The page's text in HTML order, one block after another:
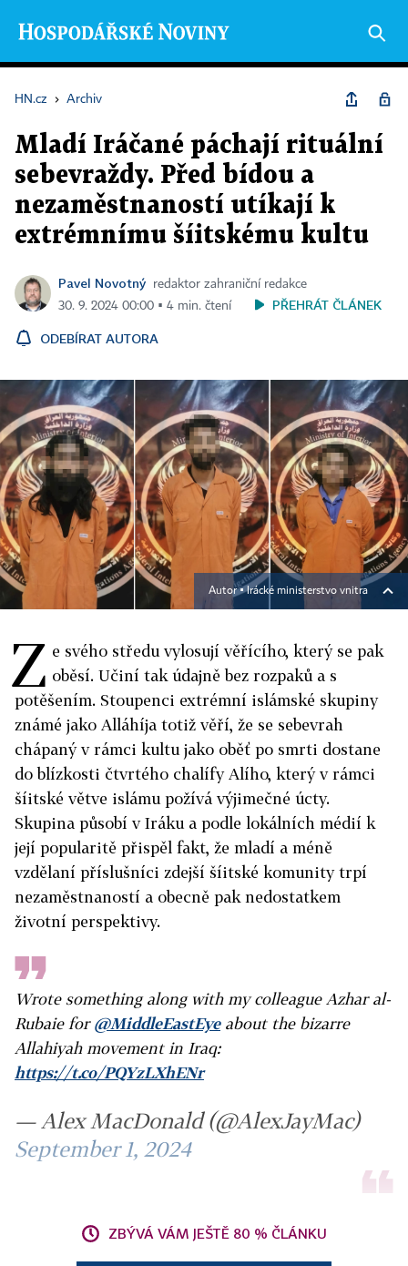
HN.cz › Archiv
Mladí Iráčané páchají rituální
sebevraždy. Před bídou a
nezaměstnaností utíkají k
extrémnímu šíitskému kultu
Pavel Novotný
redaktor zahraniční redakce
30. 9. 2024 00:00 ▪ 4 min. čtení
PŘEHRÁT ČLÁNEK
ODEBÍRAT AUTORA
Autor ▪Irácké ministerstvo vnitra
Z e svého středu vylosují věřícího, který se pak
oběsí. Učiní tak údajně bez rozpaků a s
potěšením. Stoupenci extrémní islámské skupiny
známé jako Alláhíja totiž věří, že se sebevrah
chápaný v rámci kultu jako oběť po smrti dostane
do blízkosti čtvrtého chalífy Alího, který v rámci
šíitské větve islámu požívá výjimečné úcty.
Skupina působí v Iráku a podle lokálních médií k
její popularitě přispěl fakt, že mladí a méně
vzdělaní příslušníci zdejší šíitské komunity trpí
nezaměstnaností a obecně pak nedostatkem
životní perspektivy.
Wrote something along with my colleague Azhar al-
Rubaie for@MiddleEastEyeabout the bizarre
Allahiyah movement in Iraq:
https://t.co/PQYzLXhENr
— Alex MacDonald (@AlexJayMac)
September 1, 2024
ZBÝVÁ VÁM JEŠTĚ 80 % ČLÁNKU